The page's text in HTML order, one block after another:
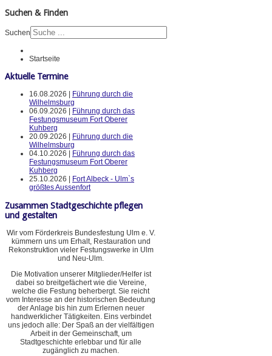
Suchen & Finden
Suchen
Startseite
Aktuelle Termine
16.08.2026 |
Führung durch die
Wilhelmsburg
06.09.2026 |
Führung durch das
Festungsmuseum Fort Oberer
Kuhberg
20.09.2026 |
Führung durch die
Wilhelmsburg
04.10.2026 |
Führung durch das
Festungsmuseum Fort Oberer
Kuhberg
25.10.2026 |
Fort Albeck - Ulm`s
größtes Aussenfort
Zusammen Stadtgeschichte pflegen
und gestalten
Wir vom Förderkreis Bundesfestung Ulm e. V.
kümmern uns um Erhalt, Restauration und
Rekonstruktion vieler Festungswerke in Ulm
und Neu-Ulm.
Die Motivation unserer Mitglieder/Helfer ist
dabei so breitgefächert wie die Vereine,
welche die Festung beherbergt. Sie reicht
vom Interesse an der historischen Bedeutung
der Anlage bis hin zum Erlernen neuer
handwerklicher Tätigkeiten. Eins verbindet
uns jedoch alle: Der Spaß an der vielfältigen
Arbeit in der Gemeinschaft, um
Stadtgeschichte erlebbar und für alle
zugänglich zu machen.